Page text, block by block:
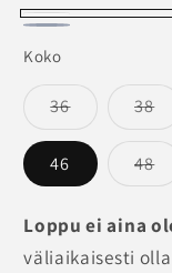
Valkoinen
loppuunmyyty
tai
ei
Koko
36Versio
on
saatavilla
38
on
46 48
on
tai
ei
Loppu ei aina
väliaikaisesti